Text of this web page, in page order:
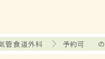
管食道外科 予約可